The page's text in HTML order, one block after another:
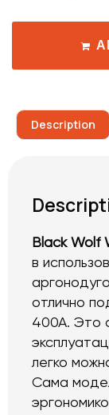
Description
Black Wolf
в
отлично
400А. Это
легко
Сама